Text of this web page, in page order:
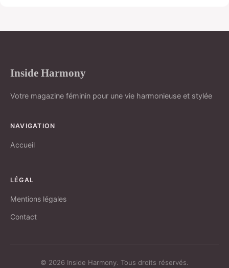
Inside Harmony
Votre magazine féminin pour une vie harmonieuse et stylée
NAVIGATION
Accueil
LÉGAL
Mentions légales
Contact
© 2026 Inside Harmony. Tous droits réservés.